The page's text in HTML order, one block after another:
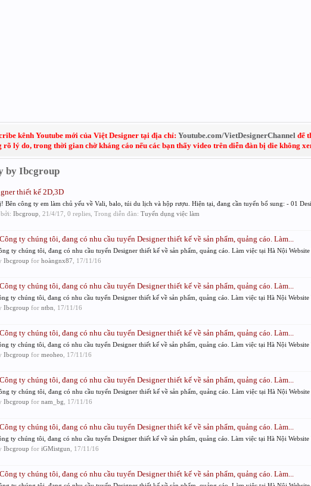
kênh Youtube mới của Việt Designer tại địa chỉ: Youtube.com/VietDesignerChannel để
rõ lý do, trong thời gian chờ kháng cáo nếu các bạn thấy video trên diễn đàn bị die không
by Ibcgroup
thiết kế 2D,3D
Bên công ty em làm chủ yếu về Vali, balo, túi du lịch và hộp rượu. Hiện tại, đang cần tuyển bổ sung: - 01
Ibcgroup 21/4/17 , 0 replies, Trong diễn đàn: Tuyển dụng việc làm
ty chúng tôi, đang có nhu cầu tuyển Designer thiết kế về sản phẩm, quảng cáo. Làm...
ty chúng tôi, đang có nhu cầu tuyển Designer thiết kế về sản phẩm, quảng cáo. Làm việc tại Hà Nội Website
Ibcgroup for hoàngnx87 17/11/16
ty chúng tôi, đang có nhu cầu tuyển Designer thiết kế về sản phẩm, quảng cáo. Làm...
ty chúng tôi, đang có nhu cầu tuyển Designer thiết kế về sản phẩm, quảng cáo. Làm việc tại Hà Nội Website
Ibcgroup for ntbn 17/11/16
ty chúng tôi, đang có nhu cầu tuyển Designer thiết kế về sản phẩm, quảng cáo. Làm...
ty chúng tôi, đang có nhu cầu tuyển Designer thiết kế về sản phẩm, quảng cáo. Làm việc tại Hà Nội Website
Ibcgroup for meoheo 17/11/16
ty chúng tôi, đang có nhu cầu tuyển Designer thiết kế về sản phẩm, quảng cáo. Làm...
ty chúng tôi, đang có nhu cầu tuyển Designer thiết kế về sản phẩm, quảng cáo. Làm việc tại Hà Nội Website
Ibcgroup for nam_bg 17/11/16
ty chúng tôi, đang có nhu cầu tuyển Designer thiết kế về sản phẩm, quảng cáo. Làm...
ty chúng tôi, đang có nhu cầu tuyển Designer thiết kế về sản phẩm, quảng cáo. Làm việc tại Hà Nội Website
Ibcgroup for iGMistgun 17/11/16
ty chúng tôi, đang có nhu cầu tuyển Designer thiết kế về sản phẩm, quảng cáo. Làm...